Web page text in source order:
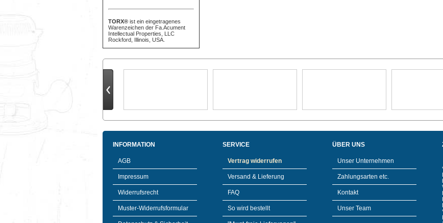
TORX® ist ein eingetragenes
Warenzeichen der Fa.Acument
Intellectual Properties, LLC
Rockford, Illinois, USA.
INFORMATION
AGB
Impressum
Widerrufsrecht
Muster-Widerrufsformular
SERVICE
Vertrag widerrufen
Versand & Lieferung
FAQ
So wird bestellt
ÜBER UNS
Unser Unternehmen
Zahlungsarten etc.
Kontakt
Unser Team